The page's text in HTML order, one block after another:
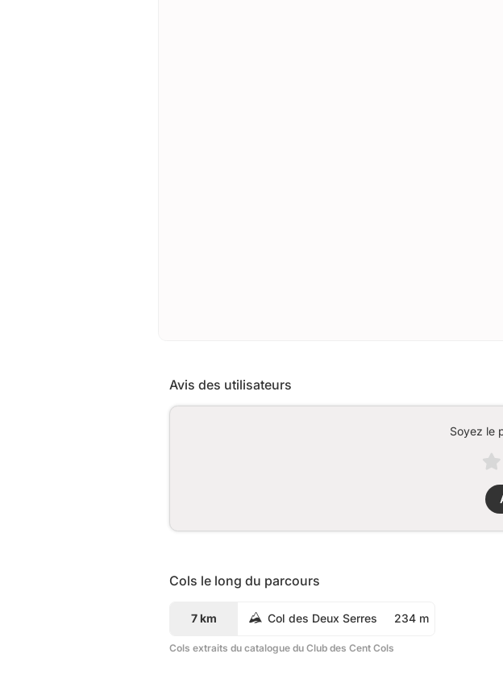
Avis des utilisateurs
Soyez le
Cols le long du parcours
7 km Col des Deux Serres 234 m
Cols extraits du catalogue du Club des Cent Cols